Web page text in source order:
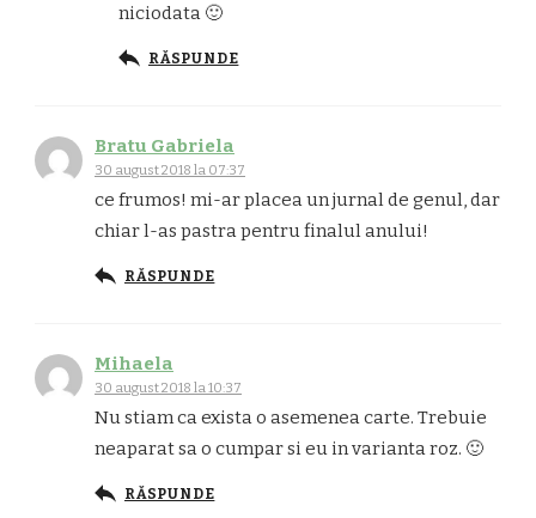
niciodata 🙂
RĂSPUNDE
Bratu Gabriela
30 august 2018 la 07:37
ce frumos! mi-ar placea un jurnal de genul, dar
chiar l-as pastra pentru finalul anului!
RĂSPUNDE
Mihaela
30 august 2018 la 10:37
Nu stiam ca exista o asemenea carte. Trebuie
neaparat sa o cumpar si eu in varianta roz. 🙂
RĂSPUNDE